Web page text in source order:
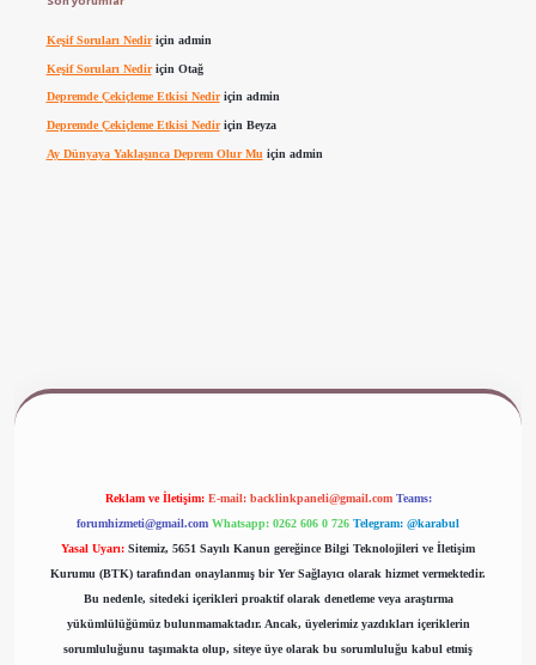
Keşif Soruları Nediriçin admin
Keşif Soruları Nediriçin Otağ
Depremde Çekiçleme Etkisi Nediriçin admin
Depremde Çekiçleme Etkisi Nediriçin Beyza
Ay Dünyaya Yaklaşınca Deprem Olur Mu için admin
Reklam ve İletişim: E-mail: backlinkpaneli@gmail.com Teams:
forumhizmeti@gmail.com Whatsapp: 0262 606 0 726 Telegram: @karabul
Yasal Uyarı: Sitemiz, 5651 Sayılı Kanun gereğince Bilgi Teknolojileri ve İletişim
Kurumu (BTK) tarafından onaylanmış bir Yer Sağlayıcı olarak hizmet vermektedir.
Bu nedenle, sitedeki içerikleri proaktif olarak denetleme veya araştırma
yükümlülüğümüz bulunmamaktadır. Ancak, üyelerimiz yazdıkları içeriklerin
sorumluluğunu taşımakta olup, siteye üye olarak bu sorumluluğu kabul etmiş